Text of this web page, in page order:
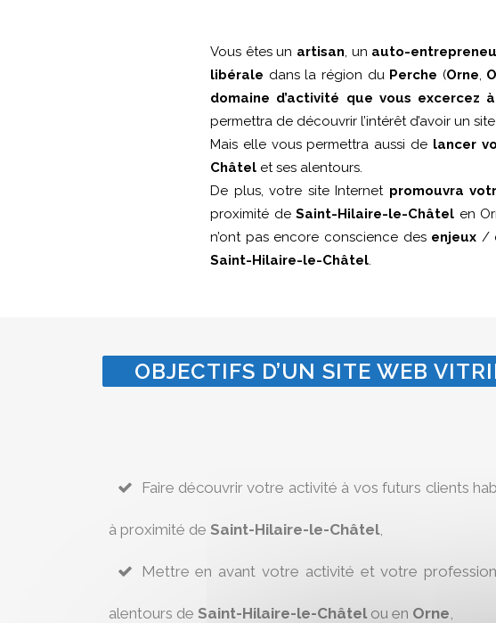
Vous êtes un artisan, un auto-
libérale dans la région du Perche (Orne,
domaine d’activité que vous excercez
permettra de découvrir l’intérêt d’avoir un
Mais elle vous permettra aussi de lancer
Châtel et ses alentours.
De plus, votre site Internet promouvra
proximité deSaint-Hilaire-le-Châtel en
n’ont pas encore conscience des enjeux /
Saint-Hilaire-le-Châtel.
OBJECTIFS D’UN SITE WEB
Faire découvrir votre activité à vos futurs clients
à proximité de Saint-Hilaire-le-Châtel,
Mettre en avant votre activité et votre
alentours de Saint-Hilaire-le-Châtelou en Orne